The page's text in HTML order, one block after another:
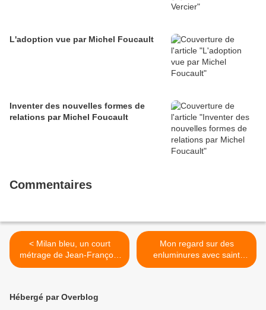
L'adoption vue par Michel Foucault
Inventer des nouvelles formes de
relations par Michel Foucault
Commentaires
< Milan bleu, un court
métrage de Jean-François
Garsi (1979)
Mon regard sur des
enluminures avec saint
Sébastien >
Hébergé par Overblog